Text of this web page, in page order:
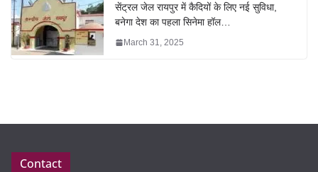
सेंट्रल जेल रायपुर में कैदियों के लिए नई सुविधा,
बनेगा देश का पहला सिनेमा हॉल…
March 31, 2025
Contact